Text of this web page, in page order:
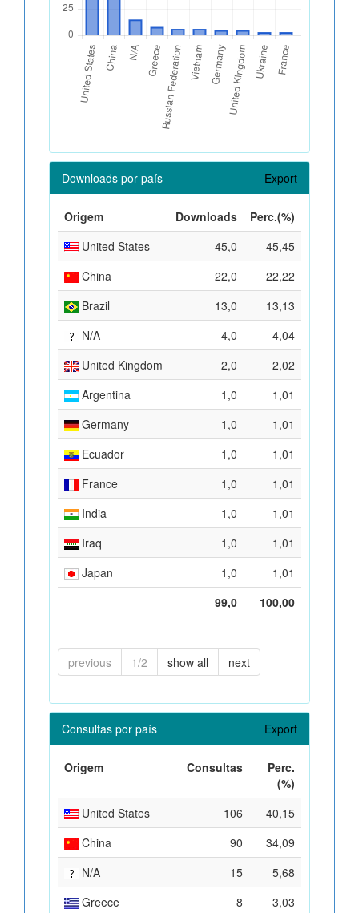
Downloads por país Export
Origem Downloads
Perc.(%)
United States
45,0
45,45
China
22,0
22,22
Brazil
13,0
13,13
N/A
4,0
4,04
United Kingdom
2,0
2,02
Argentina
1,0
1,01
Germany
1,0
1,01
Ecuador
1,0
1,01
France
1,0
1,01
India
1,0
1,01
Iraq
1,0
1,01
Japan
1,0
1,01
99,0
100,00
previous 1/2 show all next
Consultas por país Export
Origem Consultas
Perc.
(%)
United States
106
40,15
China
90
34,09
N/A
15
5,68
Greece
8
3,03